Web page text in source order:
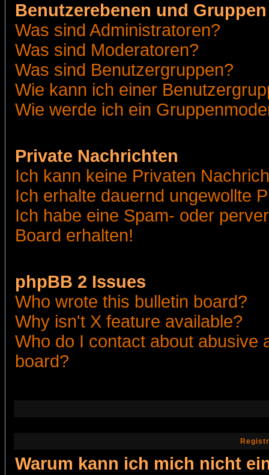
Benutzerebenen und Gruppen
Was sind Administratoren?
Was sind Moderatoren?
Was sind Benutzergruppen?
Wie kann ich einer
Wie werde ich ein
Private Nachrichten
Ich kann keine Privaten
Ich erhalte dauernd ungewollte
Ich habe eine Spam- oder
Board erhalten!
phpBB 2 Issues
Who wrote this bulletin board?
Why isn't X feature available?
Who do I contact about abusive
board?
Warum kann ich mich nicht